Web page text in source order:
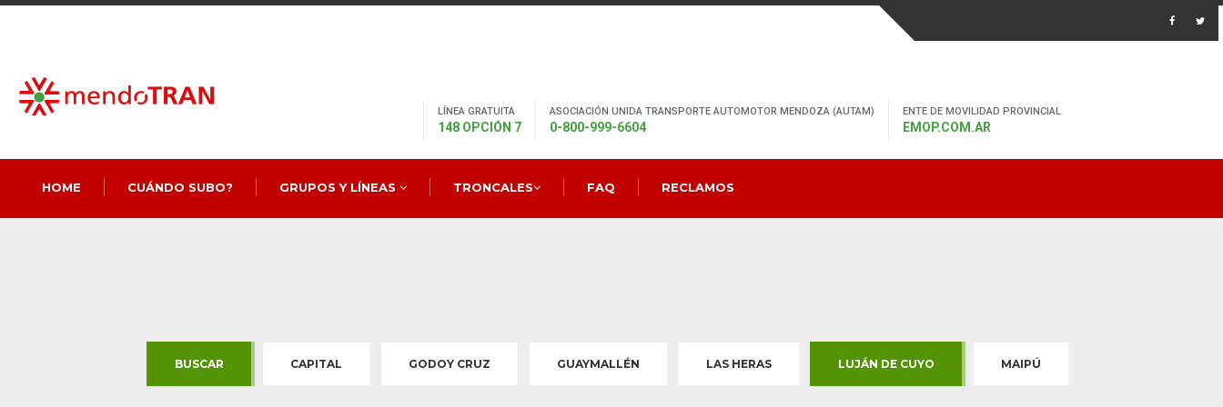
LÍNEA GRATUITA
148 OPCIÓN 7
ASOCIACIÓN UNIDA TRANSPORTE AUTOMOTOR MENDOZA (AUTAM)
0-800-999-6604
ENTE DE MOVILIDAD PROVINCIAL
EMOP.COM.AR
HOME CUÁNDO SUBO? GRUPOS Y LÍNEAS TRONCALES FAQ RECLAMOS
BUSCAR CAPITAL GODOY CRUZ GUAYMALLÉN LAS HERAS LUJÁN DE CUYO MAIPÚ